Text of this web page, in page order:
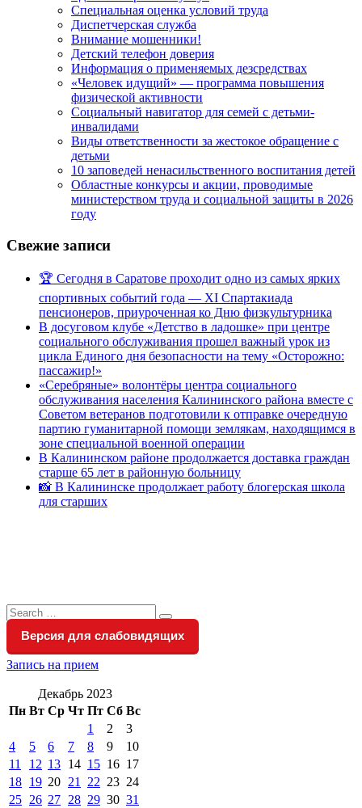
Специальная оценка условий труда
Диспетчерская служба
Внимание мошенники!
Детский телефон доверия
Информация о применяемых дезсредствах
«Человек идущий» — программа повышения
физической активности
Социальный навигатор для семей с детьми-
инвалидами
Виды ответственности за жестокое обращение с
детьми
10 заповедей ненасильственного воспитания детей
Областные конкурсы и акции, проводимые
министерством труда и социальной защиты в 2026
году
Свежие записи
🏆 Сегодня в Саратове проходит одно из самых ярких
спортивных событий года — XI Спартакиада
пенсионеров, приуроченная ко Дню физкультурника
В досуговом клубе «Детство в ладошке» при центре
социального обслуживания прошел важный урок из
цикла Единого дня безопасности на тему «Осторожно:
пассажир!»
«Серебряные» волонтёры центра социального
обслуживания населения Калининского района вместе с
Советом ветеранов подготовили к отправке очередную
партию гуманитарной помощи землякам, находящимся в
зоне специальной военной операции
В Калининском районе продолжается доставка граждан
старше 65 лет в районную больницу
📸 В Калининске продолжает работу блогерская школа
для старших
Search
for:
Search
Версия для слабовидящих
Запись на прием
Декабрь 2023
Пн Вт Ср Чт Пт Сб Вс
1
2
3
4
5 6 7 8 9
10
11
12 13 14 15 16 17
18 19 20 21 22 23 24
25 26 27 28 29 30 31